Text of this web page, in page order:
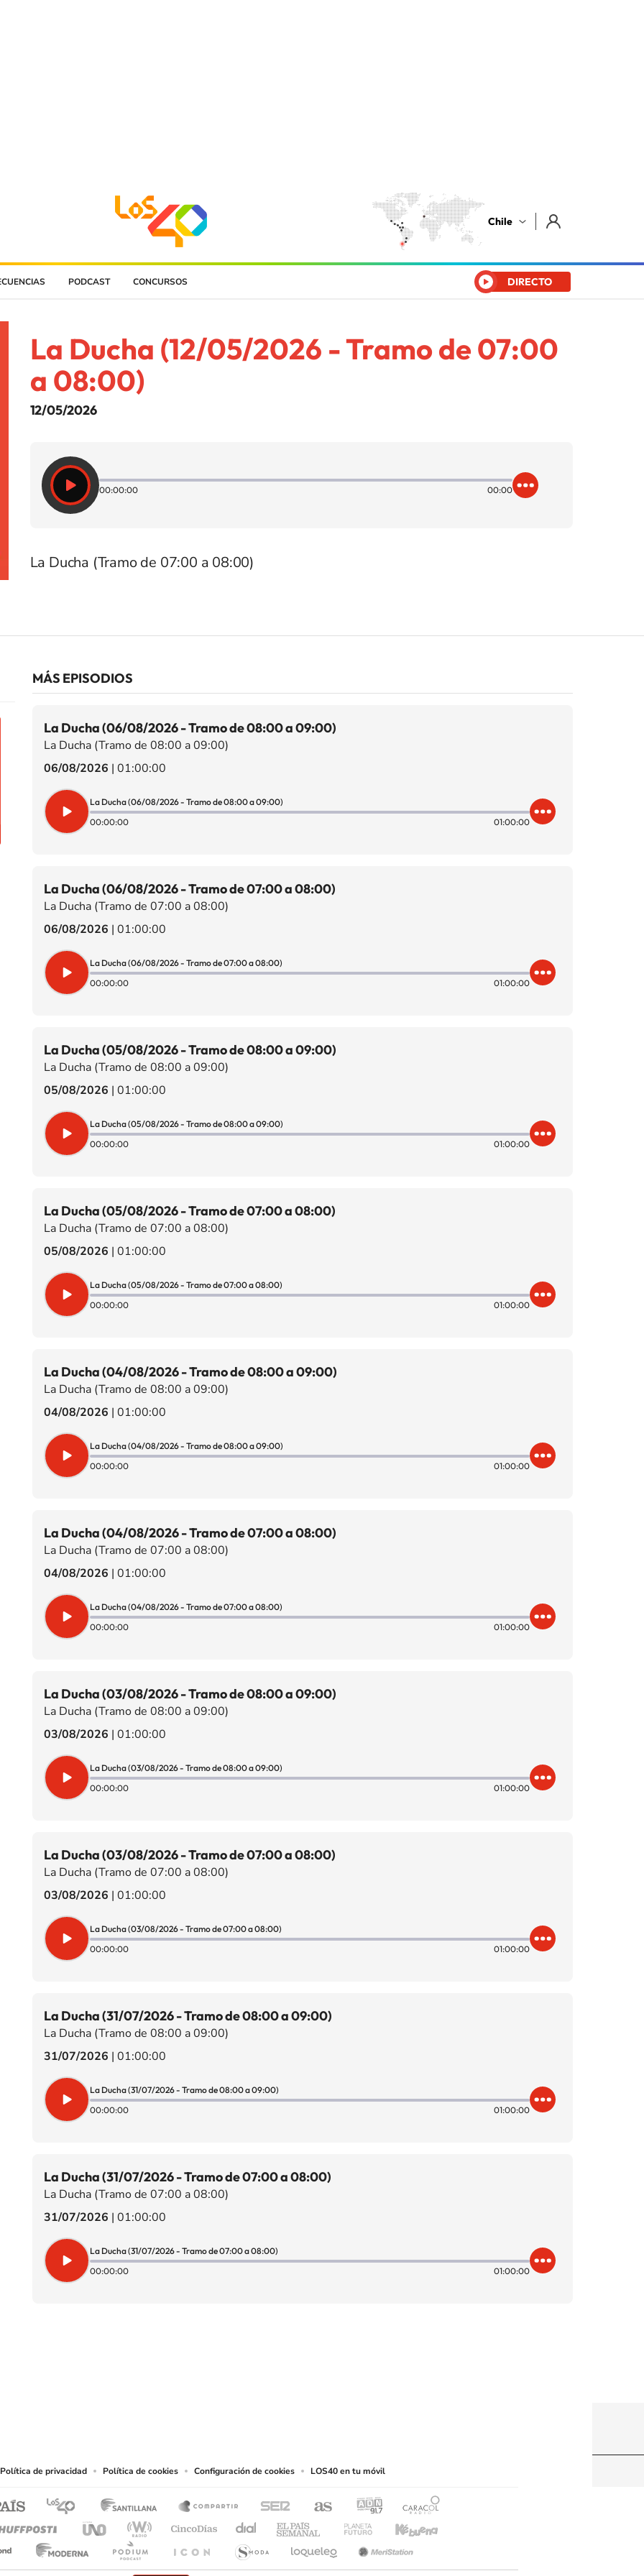
Chile
PODCAST CONCURSOS DIRECTO
La Ducha (12/05/2026 - Tramo de 07:00
a 08:00)
12/05/2026
00:00:00 00:00
La Ducha (Tramo de 07:00 a 08:00)
MÁS EPISODIOS
La Ducha (06/08/2026 - Tramo de 08:00 a 09:00)
La Ducha (Tramo de 08:00 a 09:00)
06/08/2026 | 01:00:00
La Ducha (06/08/2026 - Tramo de 08:00 a 09:00)
00:00:00
01:00:00
La Ducha (06/08/2026 - Tramo de 07:00 a 08:00)
La Ducha (Tramo de 07:00 a 08:00)
06/08/2026 | 01:00:00
La Ducha (06/08/2026 - Tramo de 07:00 a 08:00)
00:00:00
01:00:00
La Ducha (05/08/2026 - Tramo de 08:00 a 09:00)
La Ducha (Tramo de 08:00 a 09:00)
05/08/2026 | 01:00:00
La Ducha (05/08/2026 - Tramo de 08:00 a 09:00)
00:00:00
01:00:00
La Ducha (05/08/2026 - Tramo de 07:00 a 08:00)
La Ducha (Tramo de 07:00 a 08:00)
05/08/2026 | 01:00:00
La Ducha (05/08/2026 - Tramo de 07:00 a 08:00)
00:00:00
01:00:00
La Ducha (04/08/2026 - Tramo de 08:00 a 09:00)
La Ducha (Tramo de 08:00 a 09:00)
04/08/2026 | 01:00:00
La Ducha (04/08/2026 - Tramo de 08:00 a 09:00)
00:00:00
01:00:00
La Ducha (04/08/2026 - Tramo de 07:00 a 08:00)
La Ducha (Tramo de 07:00 a 08:00)
04/08/2026 | 01:00:00
La Ducha (04/08/2026 - Tramo de 07:00 a 08:00)
00:00:00
01:00:00
La Ducha (03/08/2026 - Tramo de 08:00 a 09:00)
La Ducha (Tramo de 08:00 a 09:00)
03/08/2026 | 01:00:00
La Ducha (03/08/2026 - Tramo de 08:00 a 09:00)
00:00:00
01:00:00
La Ducha (03/08/2026 - Tramo de 07:00 a 08:00)
La Ducha (Tramo de 07:00 a 08:00)
03/08/2026 | 01:00:00
La Ducha (03/08/2026 - Tramo de 07:00 a 08:00)
00:00:00
01:00:00
La Ducha (31/07/2026 - Tramo de 08:00 a 09:00)
La Ducha (Tramo de 08:00 a 09:00)
31/07/2026 | 01:00:00
La Ducha (31/07/2026 - Tramo de 08:00 a 09:00)
00:00:00
01:00:00
La Ducha (31/07/2026 - Tramo de 07:00 a 08:00)
La Ducha (Tramo de 07:00 a 08:00)
31/07/2026 | 01:00:00
La Ducha (31/07/2026 - Tramo de 07:00 a 08:00)
00:00:00
01:00:00
Política de privacidad Política de cookies Configuración de cookies LOS40 en tu móvil